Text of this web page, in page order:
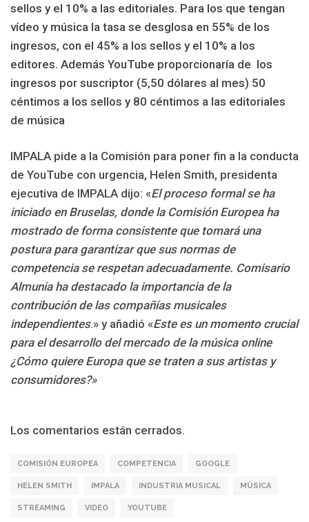
sellos y el 10% a las editoriales. Para los que tengan
vídeo y música la tasa se desglosa en 55% de los
ingresos, con el 45% a los sellos y el 10% a los
editores. Además YouTube proporcionaría de los
ingresos por suscriptor (5,50 dólares al mes) 50
céntimos a los sellos y 80 céntimos a las editoriales
de música
IMPALA pide a la Comisión para poner fin a la conducta
de YouTube con urgencia, Helen Smith, presidenta
ejecutiva de IMPALA dijo: «El proceso formal se ha
iniciado en Bruselas, donde la Comisión Europea ha
mostrado de forma consistente que tomará una
postura para garantizar que sus normas de
competencia se respetan adecuadamente. Comisario
Almunia ha destacado la importancia de la
contribución de las compañías musicales
independientes.» y añadió «Este es un momento crucial
para el desarrollo del mercado de la música online
¿Cómo quiere Europa que se traten a sus artistas y
consumidores?»
Los comentarios están cerrados.
COMISIÓN EUROPEA COMPETENCIA GOOGLE
HELEN SMITH IMPALA INDUSTRIA MUSICAL MÚSICA
STREAMING VIDEO YOUTUBE